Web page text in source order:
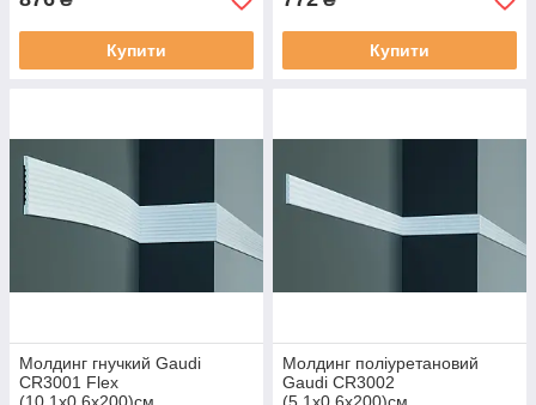
Купити Купити
Молдинг гнучкий Gaudi
CR3001 Flex
Молдинг поліуретановий
Gaudi CR3002